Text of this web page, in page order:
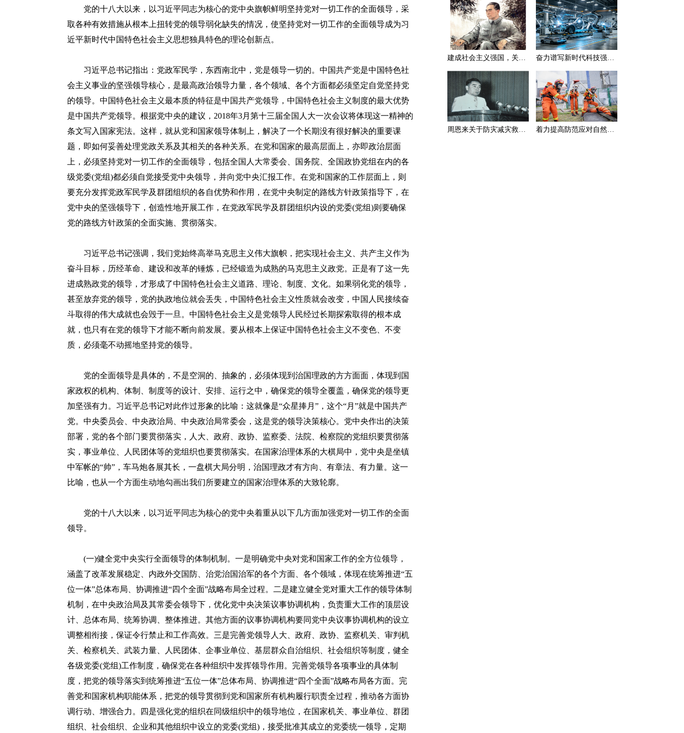
党的十八大以来，以习近平同志为核心的党中央旗帜鲜明坚持党对一切工作的全面领导，采
取各种有效措施从根本上扭转党的领导弱化缺失的情况，使坚持党对一切工作的全面领导成为习
近平新时代中国特色社会主义思想独具特色的理论创新点。
习近平总书记指出：党政军民学，东西南北中，党是领导一切的。中国共产党是中国特色社
会主义事业的坚强领导核心，是最高政治领导力量，各个领域、各个方面都必须坚定自觉坚持党
的领导。中国特色社会主义最本质的特征是中国共产党领导，中国特色社会主义制度的最大优势
是中国共产党领导。根据党中央的建议，2018年3月第十三届全国人大一次会议将体现这一精神的
条文写入国家宪法。这样，就从党和国家领导体制上，解决了一个长期没有很好解决的重要课
题，即如何妥善处理党政关系及其相关的各种关系。在党和国家的最高层面上，亦即政治层面
上，必须坚持党对一切工作的全面领导，包括全国人大常委会、国务院、全国政协党组在内的各
级党委(党组)都必须自觉接受党中央领导，并向党中央汇报工作。在党和国家的工作层面上，则
要充分发挥党政军民学及群团组织的各自优势和作用，在党中央制定的路线方针政策指导下，在
党中央的坚强领导下，创造性地开展工作，在党政军民学及群团组织内设的党委(党组)则要确保
党的路线方针政策的全面实施、贯彻落实。
习近平总书记强调，我们党始终高举马克思主义伟大旗帜，把实现社会主义、共产主义作为
奋斗目标，历经革命、建设和改革的锤炼，已经锻造为成熟的马克思主义政党。正是有了这一先
进成熟政党的领导，才形成了中国特色社会主义道路、理论、制度、文化。如果弱化党的领导，
甚至放弃党的领导，党的执政地位就会丢失，中国特色社会主义性质就会改变，中国人民接续奋
斗取得的伟大成就也会毁于一旦。中国特色社会主义是党领导人民经过长期探索取得的根本成
就，也只有在党的领导下才能不断向前发展。要从根本上保证中国特色社会主义不变色、不变
质，必须毫不动摇地坚持党的领导。
党的全面领导是具体的，不是空洞的、抽象的，必须体现到治国理政的方方面面，体现到国
家政权的机构、体制、制度等的设计、安排、运行之中，确保党的领导全覆盖，确保党的领导更
加坚强有力。习近平总书记对此作过形象的比喻：这就像是“众星捧月”，这个“月”就是中国共产
党。中央委员会、中央政治局、中央政治局常委会，这是党的领导决策核心。党中央作出的决策
部署，党的各个部门要贯彻落实，人大、政府、政协、监察委、法院、检察院的党组织要贯彻落
实，事业单位、人民团体等的党组织也要贯彻落实。在国家治理体系的大棋局中，党中央是坐镇
中军帐的“帅”，车马炮各展其长，一盘棋大局分明，治国理政才有方向、有章法、有力量。这一
比喻，也从一个方面生动地勾画出我们所要建立的国家治理体系的大致轮廓。
党的十八大以来，以习近平同志为核心的党中央着重从以下几方面加强党对一切工作的全面
领导。
(一)健全党中央实行全面领导的体制机制。一是明确党中央对党和国家工作的全方位领导，
涵盖了改革发展稳定、内政外交国防、治党治国治军的各个方面、各个领域，体现在统筹推进“五
位一体”总体布局、协调推进“四个全面”战略布局全过程。二是建立健全党对重大工作的领导体制
机制，在中央政治局及其常委会领导下，优化党中央决策议事协调机构，负责重大工作的顶层设
计、总体布局、统筹协调、整体推进。其他方面的议事协调机构要同党中央议事协调机构的设立
调整相衔接，保证令行禁止和工作高效。三是完善党领导人大、政府、政协、监察机关、审判机
关、检察机关、武装力量、人民团体、企事业单位、基层群众自治组织、社会组织等制度，健全
各级党委(党组)工作制度，确保党在各种组织中发挥领导作用。完善党领导各项事业的具体制
度，把党的领导落实到统筹推进“五位一体”总体布局、协调推进“四个全面”战略布局各方面。完
善党和国家机构职能体系，把党的领导贯彻到党和国家所有机构履行职责全过程，推动各方面协
调行动、增强合力。四是强化党的组织在同级组织中的领导地位，在国家机关、事业单位、群团
组织、社会组织、企业和其他组织中设立的党委(党组)，接受批准其成立的党委统一领导，定期
建成社会主义强国，关键在于实现科学技术现代化 奋力谱写新时代科技强国新篇章
周恩来关于防灾减灾救灾的一组论述 着力提高防范应对自然灾害能力